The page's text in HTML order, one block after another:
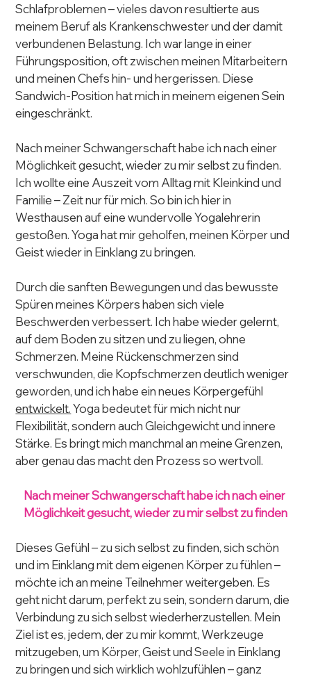
Schlafproblemen – vieles davon resultierte aus
meinem Beruf als Krankenschwester und der damit
verbundenen Belastung. Ich war lange in einer
Führungsposition, oft zwischen meinen Mitarbeitern
und meinen Chefs hin- und hergerissen. Diese
Sandwich-Position hat mich in meinem eigenen Sein
eingeschränkt.
Nach meiner Schwangerschaft habe ich nach einer
Möglichkeit gesucht, wieder zu mir selbst zu finden.
Ich wollte eine Auszeit vom Alltag mit Kleinkind und
Familie – Zeit nur für mich. So bin ich hier in
Westhausen auf eine wundervolle Yogalehrerin
gestoßen. Yoga hat mir geholfen, meinen Körper und
Geist wieder in Einklang zu bringen.
Durch die sanften Bewegungen und das bewusste
Spüren meines Körpers haben sich viele
Beschwerden verbessert. Ich habe wieder gelernt,
auf dem Boden zu sitzen und zu liegen, ohne
Schmerzen. Meine Rückenschmerzen sind
verschwunden, die Kopfschmerzen deutlich weniger
geworden, und ich habe ein neues Körpergefühl
entwickelt. Yoga bedeutet für mich nicht nur
Flexibilität, sondern auch Gleichgewicht und innere
Stärke. Es bringt mich manchmal an meine Grenzen,
aber genau das macht den Prozess so wertvoll.
Nach meiner Schwangerschaft habe ich nach einer
Möglichkeit gesucht, wieder zu mir selbst zu finden
Dieses Gefühl – zu sich selbst zu finden, sich schön
und im Einklang mit dem eigenen Körper zu fühlen –
möchte ich an meine Teilnehmer weitergeben. Es
geht nicht darum, perfekt zu sein, sondern darum, die
Verbindung zu sich selbst wiederherzustellen. Mein
Ziel ist es, jedem, der zu mir kommt, Werkzeuge
mitzugeben, um Körper, Geist und Seele in Einklang
zu bringen und sich wirklich wohlzufühlen – ganz